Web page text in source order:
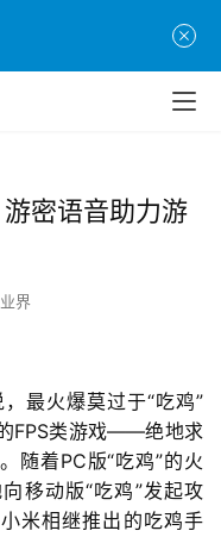
密语音助力游
界
最火爆莫过于“吃鸡”
FPS类游戏——绝地求
随着PC版“吃鸡”的火
移动版“吃鸡”发起攻
米相继推出的吃鸡手